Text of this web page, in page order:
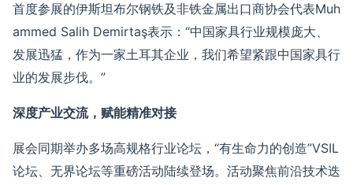
首度参展的伊斯坦布尔钢铁及非铁金属出口商协会代表Muh
ammed Salih Demirtaş表示： “中国家具行业规模庞大、
发展迅猛 ，作为一家土耳其企业，我们希望紧跟中国家具行
业的发展步伐。 ”
深度产业交流，赋能精准对接
展会同期举办多场高规格行业论坛， “有生命力的创造”VSIL
论坛、无界论坛等重磅活动陆续登场。活动聚焦前沿技术迭